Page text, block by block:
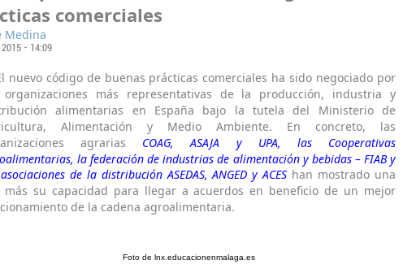
comerciales
Medina
2015 - 14:09
nuevo código de buenas prácticas comerciales ha sido negociado por
organizaciones más representativas de la producción, industria y
alimentarias en España bajo la tutela del Ministerio de
Alimentación y Medio Ambiente. En concreto, las
agrarias COAG, ASAJA y UPA, las Cooperativas
la federación de industrias de alimentación y bebidas – FIAB y
de la distribución ASEDAS, ANGED y ACES han mostrado una
más su capacidad para llegar a acuerdos en beneficio de un mejor
de la cadena agroalimentaria.
Foto de lnx.educacionenmalaga.es